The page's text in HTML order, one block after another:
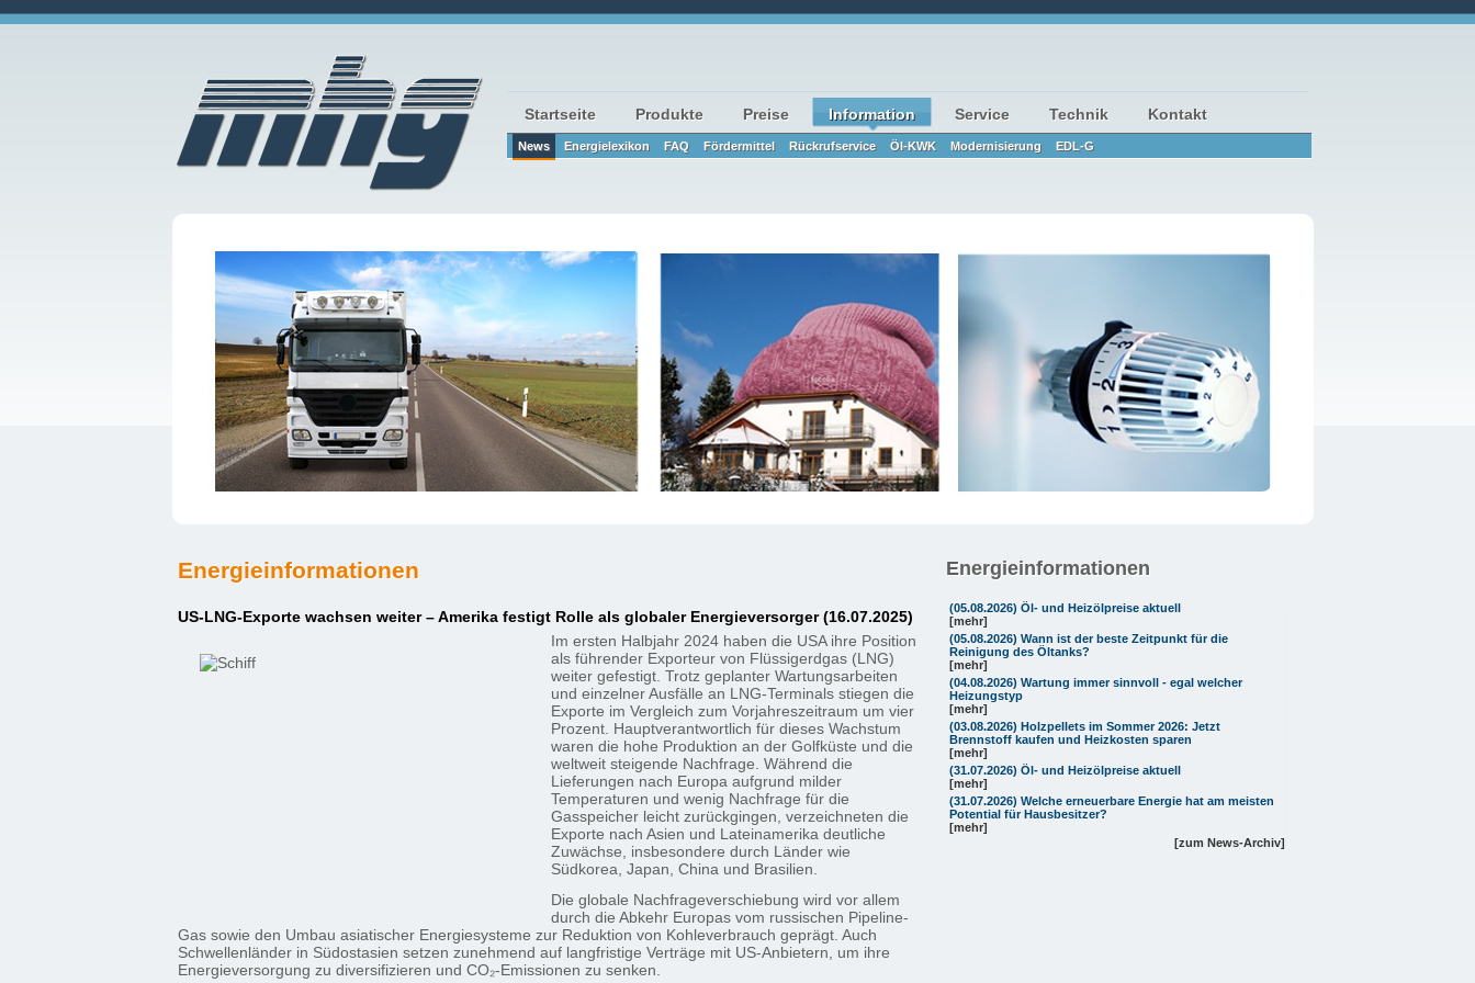
Startseite Produkte Preise Information
News Energielexikon FAQ Fördermittel Rückrufservice Öl-KWK Modernisierung EDL-G
Service Technik Kontakt
Energieinformationen
US-LNG-Exporte wachsen weiter – Amerika festigt Rolle als globaler Energieversorger (16.07.2025)
Im ersten Halbjahr 2024 haben die USA ihre Position
als führender Exporteur von Flüssigerdgas (LNG)
weiter gefestigt. Trotz geplanter Wartungsarbeiten
und einzelner Ausfälle an LNG-Terminals stiegen die
Exporte im Vergleich zum Vorjahreszeitraum um vier
Prozent. Hauptverantwortlich für dieses Wachstum
waren die hohe Produktion an der Golfküste und die
weltweit steigende Nachfrage. Während die
Lieferungen nach Europa aufgrund milder
Temperaturen und wenig Nachfrage für die
Gasspeicher leicht zurückgingen, verzeichneten die
Exporte nach Asien und Lateinamerika deutliche
Zuwächse, insbesondere durch Länder wie
Südkorea, Japan, China und Brasilien.
Die globale Nachfrageverschiebung wird vor allem
durch die Abkehr Europas vom russischen Pipeline-
Gas sowie den Umbau asiatischer Energiesysteme zur Reduktion von Kohleverbrauch geprägt. Auch
Schwellenländer in Südostasien setzen zunehmend auf langfristige Verträge mit US-Anbietern, um ihre
Energieversorgung zu diversifizieren und CO₂-Emissionen zu senken.
Energieinformationen
(05.08.2026) Öl- und Heizölpreise aktuell
[mehr]
(05.08.2026) Wann ist der beste Zeitpunkt für die
Reinigung des Öltanks?
[mehr]
(04.08.2026) Wartung immer sinnvoll - egal welcher
Heizungstyp
[mehr]
(03.08.2026) Holzpellets im Sommer 2026: Jetzt
Brennstoff kaufen und Heizkosten sparen
[mehr]
(31.07.2026) Öl- und Heizölpreise aktuell
[mehr]
(31.07.2026) Welche erneuerbare Energie hat am meisten
Potential für Hausbesitzer?
[mehr]
[zum News-Archiv]